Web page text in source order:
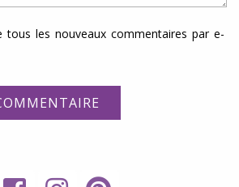
tous les nouveaux commentaires par e-